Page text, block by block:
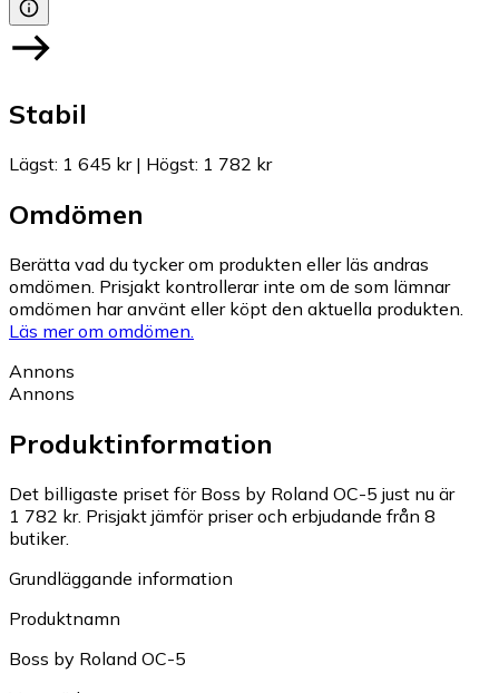
Stabil
Lägst: 1 645 kr| Högst: 1 782 kr
Omdömen
Berätta vad du tycker om produkten eller läs andras
omdömen. Prisjakt kontrollerar inte om de som lämnar
omdömen har använt eller köpt den aktuella produkten.
Läs mer om omdömen.
Annons
Annons
Produktinformation
Det billigaste priset för Boss by Roland OC-5 just nu är
1 782 kr. Prisjakt jämför priser och erbjudande från 8
butiker.
Grundläggande information
Produktnamn
Boss by Roland OC-5